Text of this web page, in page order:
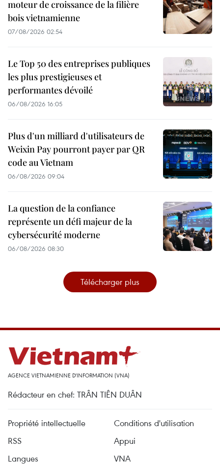
moteur de croissance de la filière
bois vietnamienne
07/08/2026 02:54
Le Top 50 des entreprises publiques
les plus prestigieuses et
performantes dévoilé
06/08/2026 16:05
Plus d'un milliard d'utilisateurs de
Weixin Pay pourront payer par QR
code au Vietnam
06/08/2026 09:04
La question de la confiance
représente un défi majeur de la
cybersécurité moderne
06/08/2026 08:30
Télécharger plus
AGENCE VIETNAMIENNE D'INFORMATION (VNA)
Rédacteur en chef: TRÂN TIÊN DUÂN
Propriété intellectuelle
Conditions d'utilisation
RSS
Appui
Langues
VNA